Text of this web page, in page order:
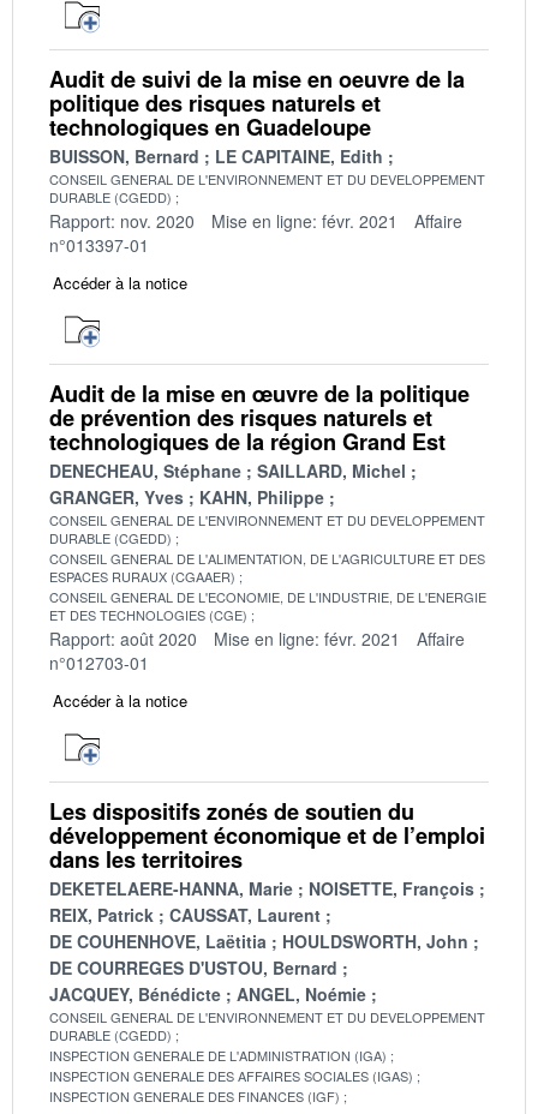
Audit de suivi de la mise en oeuvre de la
politique des risques naturels et
technologiques en Guadeloupe
BUISSON, Bernard LE CAPITAINE, Edith
CONSEIL GENERAL DE L'ENVIRONNEMENT ET DU DEVELOPPEMENT
DURABLE (CGEDD)
Rapport: nov. 2020 Mise en ligne: févr. 2021
Affaire
n°013397-01
Accéder à la notice
Audit de la mise en œuvre de la politique
de prévention des risques naturels et
technologiques de la région Grand Est
DENECHEAU, Stéphane
SAILLARD, Michel
GRANGER, Yves
KAHN, Philippe
CONSEIL GENERAL DE L'ENVIRONNEMENT ET DU DEVELOPPEMENT
DURABLE (CGEDD)
CONSEIL GENERAL DE L'ALIMENTATION, DE L'AGRICULTURE ET DES
ESPACES RURAUX (CGAAER)
CONSEIL GENERAL DE L'ECONOMIE, DE L'INDUSTRIE, DE L'ENERGIE
ET DES TECHNOLOGIES (CGE)
Rapport: août 2020 Mise en ligne: févr. 2021
Affaire
n°012703-01
Accéder à la notice
Les dispositifs zonés de soutien du
développement économique et de l’emploi
dans les territoires
DEKETELAERE-HANNA, Marie
NOISETTE, François
REIX, Patrick
CAUSSAT, Laurent
DE COUHENHOVE, Laëtitia
HOULDSWORTH, John
DE COURREGES D'USTOU, Bernard
JACQUEY, Bénédicte
ANGEL, Noémie
CONSEIL GENERAL DE L'ENVIRONNEMENT ET DU DEVELOPPEMENT
DURABLE (CGEDD)
INSPECTION GENERALE DE L'ADMINISTRATION (IGA)
INSPECTION GENERALE DES AFFAIRES SOCIALES (IGAS)
INSPECTION GENERALE DES FINANCES (IGF)